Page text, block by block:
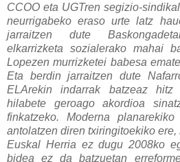
CCOO eta UGTren segizio-
neurrigabeko eraso urte latz
jarraitzen dute
elkarrizketa sozialerako mahai
Lopezen murrizketei babesa
Eta berdin jarraitzen dute
ELArekin indarrak batzeaz
hilabete geroago akordioa
finkatzeko. Moderna
antolatzen diren txiringitoekiko
Euskal Herria ez dugu 2008ko
bidea ez da batzuetan